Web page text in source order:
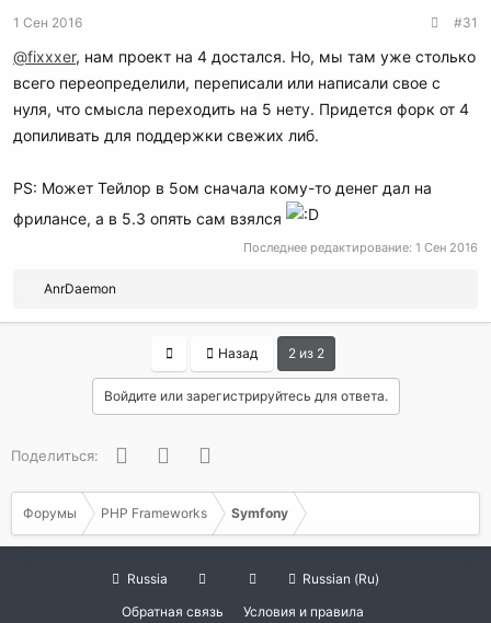
1 Сен 2016 #31
@fixxxer, нам проект на 4 достался. Но, мы там уже столько
всего переопределили, переписали или написали свое с
нуля, что смысла переходить на 5 нету. Придется форк от 4
допиливать для поддержки свежих либ.
PS: Может Тейлор в 5ом сначала кому-то денег дал на
фрилансе, а в 5.3 опять сам взялся
Последнее редактирование: 1 Сен 2016
Р
а
AnrDaemon
Назад 2 из 2
Войдите или зарегистрируйтесь для ответа.
Поделиться: FacebookTwitter
Форумы PHP Frameworks Symfony
Russia
Russian (Ru)
Обратная связь
Условия и правила